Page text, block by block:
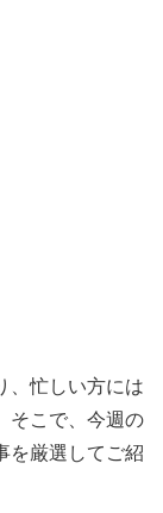
、忙しい方には
そこで、今週の
を厳選してご紹